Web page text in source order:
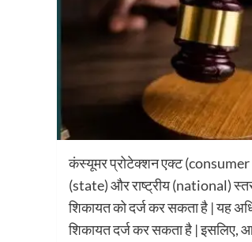
कंस्यूमर प्रोटेक्शन एक्ट (consumer
(state) और राष्ट्रीय (national)
शिकायत को दर्ज कर सकता है | यह
शिकायत दर्ज कर सकता है |